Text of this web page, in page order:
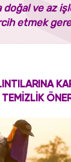
ve az
etmek
TEMİZLİK